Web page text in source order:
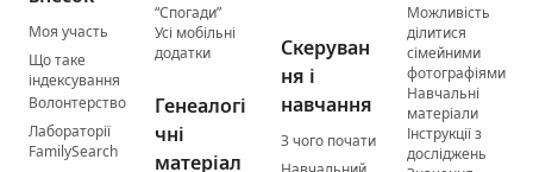
Моя участь
Що таке
індексування
Волонтерство
Лабораторії
FamilySearch
“Спогади”
Усі мобільні
додатки
Генеалогі
чні
матеріал
Скеруван
ня і
навчання
З чого почати
Можливість
ділитися
сімейними
фотографіями
Навчальні
матеріали
Інструкції з
досліджень